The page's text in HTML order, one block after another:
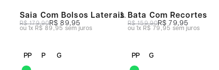
Saia Com Bolsos Laterais
R$ 179,90R$ 89,95
1x R$ 89,95sem juros
PP P G
Bata Com Recortes
R$ 159,90R$ 79,95
1x R$ 79,95sem juros
PP G